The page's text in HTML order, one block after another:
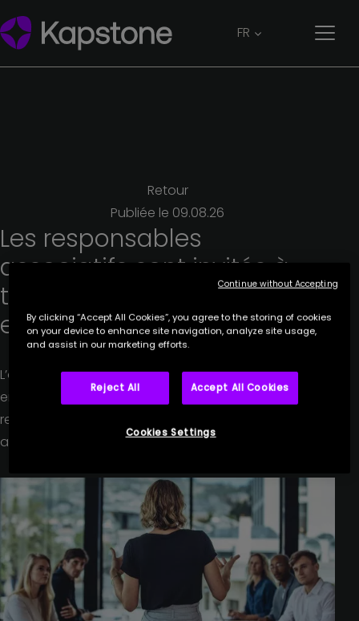
FR
Retour
Publiée le 09.08.26
Les responsables
associatifs sont invités à
témoigner
expérience
L’organisme Recherches & Solidarités lance une
enquête destinée à recueillir l’opinion des
responsables associatifs sur la situation de leur
association.
By clicking “Accept All Cookies”, you agree to the storing of cookies
on your device to enhance site navigation, analyze site usage,
and assist in our marketing efforts.
Reject All Accept All Cookies
Cookies Settings
Continue without Accepting